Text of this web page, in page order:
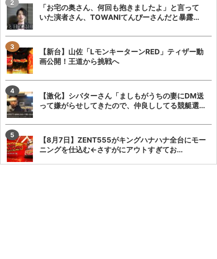
「お宅の奥さん、何回も抱きましたよ」と言って
いた演者さん、TOWANIてんぴーさんだと暴露...
【新台】山佐「LモンキーターンRED」ティザー動
画公開！王道から挑戦へ
【激化】シバターさん「ましもがうちの妻にDM送
って嫌がらせしてきたので、仲良ししてる競艇選...
【8月7日】ZENT555がキングハナハナ全台にモー
ニングを仕込む←さすがにアウトすぎてお...